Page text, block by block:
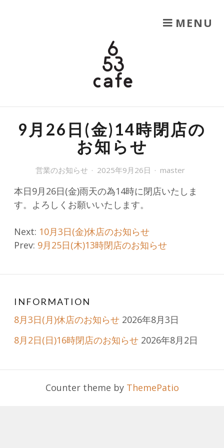
MENU
9月26日(金)14時閉店の
お知らせ
営業のお知らせ 2025年9月26日 master
本日9月26日(金)雨天の為14時に閉店いたしま
す。よろしくお願いいたします。
Post
navigation
Next: 10月3日(金)休店のお知らせ
Prev: 9月25日(木)13時閉店のお知らせ
INFORMATION
8月3日(月)休店のお知らせ 2026年8月3日
8月2日(日)16時閉店のお知らせ 2026年8月2日
Counter theme by ThemePatio